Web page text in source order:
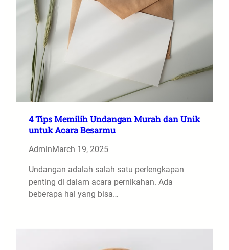
4 Tips Memilih Undangan Murah dan Unik
untuk Acara Besarmu
AdminMarch 19, 2025
Undangan adalah salah satu perlengkapan
penting di dalam acara pernikahan. Ada
beberapa hal yang bisa…